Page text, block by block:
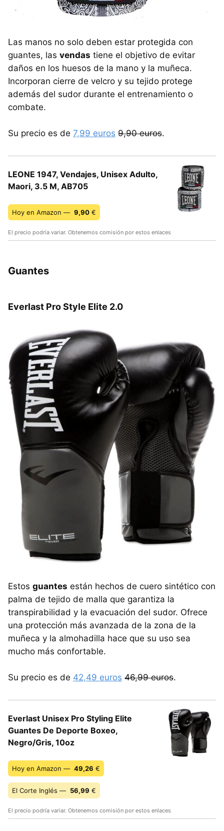
Las manos no solo deben estar protegida con
guantes, las vendas tiene el objetivo de evitar
daños en los huesos de la mano y la muñeca.
Incorporan cierre de velcro y su tejido protege
además del sudor durante el entrenamiento o
combate.
Su precio es de 7,99 euros 9,90 euros.
LEONE 1947, Vendajes, Unisex Adulto,
Maori, 3.5 M, AB705
Hoy en Amazon — 9,90 €
El precio podría variar. Obtenemos comisión por estos enlaces
Guantes
Everlast Pro Style Elite 2.0
Estos guantes están hechos de cuero sintético con
palma de tejido de malla que garantiza la
transpirabilidad y la evacuación del sudor. Ofrece
una protección más avanzada de la zona de la
muñeca y la almohadilla hace que su uso sea
mucho más confortable.
Su precio es de 42,49 euros 46,99 euros.
Everlast Unisex Pro Styling Elite
Guantes De Deporte Boxeo,
Negro/Gris, 10oz
Hoy en Amazon — 49,26 €
El Corte Inglés — 56,99 €
El precio podría variar. Obtenemos comisión por estos enlaces